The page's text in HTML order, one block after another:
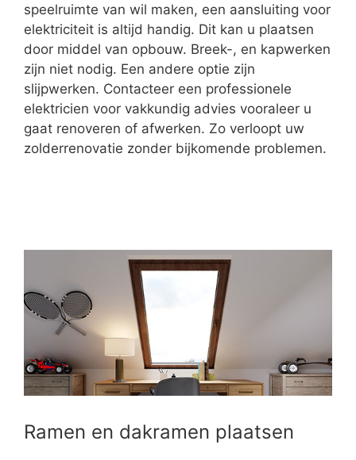
speelruimte van wil maken, een aansluiting voor
elektriciteit is altijd handig. Dit kan u plaatsen
door middel van opbouw. Breek-, en kapwerken
zijn niet nodig. Een andere optie zijn
slijpwerken. Contacteer een professionele
elektricien voor vakkundig advies vooraleer u
gaat renoveren of afwerken. Zo verloopt uw
zolderrenovatie zonder bijkomende problemen.
Ramen en dakramen plaatsen